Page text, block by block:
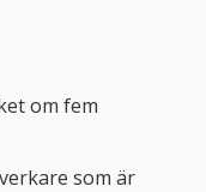
om fem
som är